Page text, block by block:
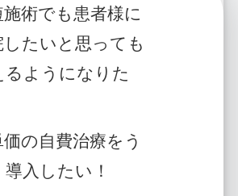
施術でも患者様に
たいと思っても
るようになりた
の自費治療をう
導入したい！